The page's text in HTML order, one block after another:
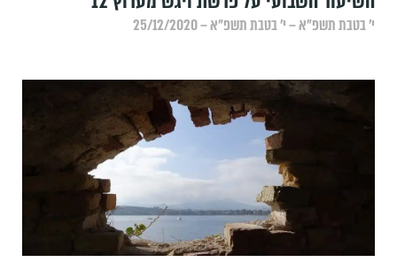
י׳ בטבת תשפ״א – י׳ בטבת תשפ״א – 25/12/2020